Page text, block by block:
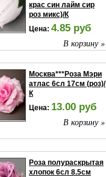
крас син лайм сир
роз микс)/К
Цена: 4.85 руб
В корзину »
Москва***Роза Мэри
атлас 6сл 17см (роз)/
К
Цена: 13.00 руб
В корзину »
Роза полураскрытая
хлопок 6сл 8.5см